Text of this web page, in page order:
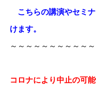
こちらの講演やセミ
けます。
～～～～～～～～～～
コロナにより中止の可能